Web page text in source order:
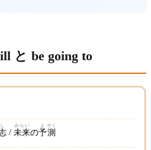
と be going to
し
/未来
みらい
の予
よ
測
そく